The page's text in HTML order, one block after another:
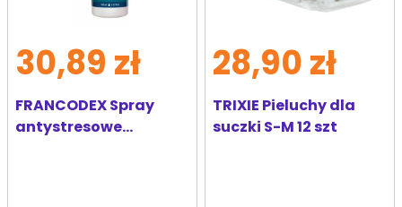
FRANCODEX Spray
antystresowe
30,89 zł
TRIXIE Pieluchy dla
suczki S-M 12 szt
28,90 zł